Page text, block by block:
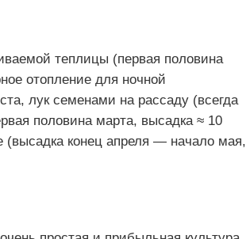
теплицы (первая половина
отопление для ночной
лук семенами на рассаду (всегда
половина марта, высадка ≈ 10
(высадка конец апреля — начало мая,